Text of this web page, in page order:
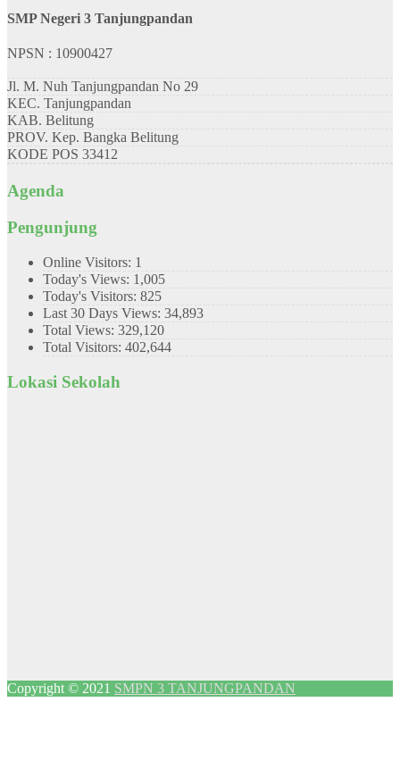
SMP Negeri 3 Tanjungpandan
NPSN : 10900427
Jl. M. Nuh Tanjungpandan No 29
KEC. Tanjungpandan
KAB. Belitung
PROV. Kep. Bangka Belitung
KODE POS 33412
Agenda
Pengunjung
Online Visitors: 1
Today's Views: 1,005
Today's Visitors: 825
Last 30 Days Views: 34,893
Total Views: 329,120
Total Visitors: 402,644
Lokasi Sekolah
Copyright © 2021 SMPN 3 TANJUNGPANDAN